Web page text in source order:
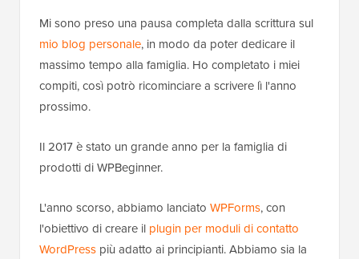
Mi sono preso una pausa completa dalla scrittura sul
mio blog personale, in modo da poter dedicare il
massimo tempo alla famiglia. Ho completato i miei
compiti, così potrò ricominciare a scrivere lì l'anno
prossimo.
Il 2017 è stato un grande anno per la famiglia di
prodotti di WPBeginner.
L'anno scorso, abbiamo lanciato WPForms, con
l'obiettivo di creare il plugin per moduli di contatto
WordPress più adatto ai principianti. Abbiamo sia la